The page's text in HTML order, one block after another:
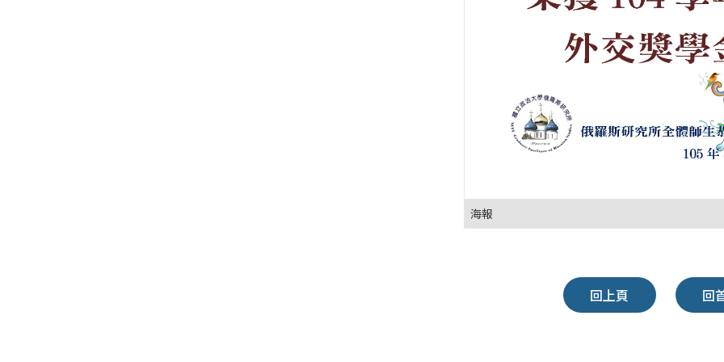
海報
回上頁 回